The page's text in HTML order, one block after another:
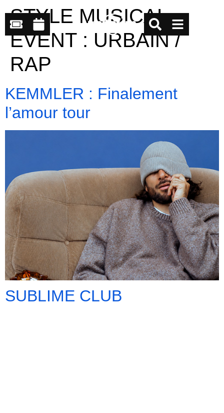
STYLE MUSICAL
EVENT : URBAIN /
RAP
KEMMLER : Finalement
l’amour tour
SUBLIME CLUB